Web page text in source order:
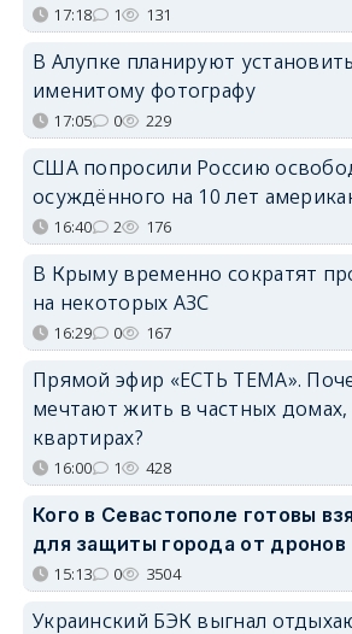
17:18 1 131
В Алупке планируют
именитому фотографу
17:05 0 229
США попросили Россию
осуждённого на 10 лет
16:40 2 176
В Крыму временно сократят
на некоторых АЗС
16:29 0 167
Прямой эфир «ЕСТЬ ТЕМА».
мечтают жить в частных
квартирах?
16:00 1 428
Кого в Севастополе готовы
для защиты города от дронов
15:13 0 3504
Украинский БЭК выгнал